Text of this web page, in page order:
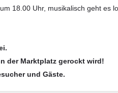
18.00 Uhr, musikalisch geht es
der Marktplatz gerockt wird!
und Gäste.